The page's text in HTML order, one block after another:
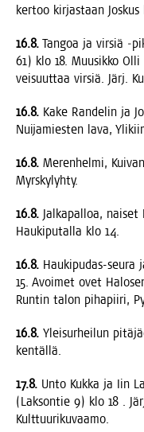
ker­too kir­jas­taan
16.8. Tan­goa ja vir­siä
61) klo 18. Muusik­ko
vei­suut­taa vir­siä. Järj.
16.8. Kake Ran­de­lin ja
Nui­ja­mies­ten lava,
16.8. Meren­hel­mi,
Myrskylyhty.
16.8. Jal­ka­pal­loa, nai­set
Hau­ki­pu­tal­la klo 14.
16.8. Hau­ki­pu­das-seu­ra
15. Avoi­met ovet
Run­tin talon piha­pii­ri,
16.8. Ylei­sur­hei­lun
kentällä.
17.8. Unto Kuk­ka ja Iin
(Lak­son­tie 9) klo 18 .
Kulttuurikuvaamo.